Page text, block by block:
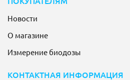
Новости
О магазине
Измерение биодозы
КОНТАКТНАЯ ИНФОРМАЦИЯ